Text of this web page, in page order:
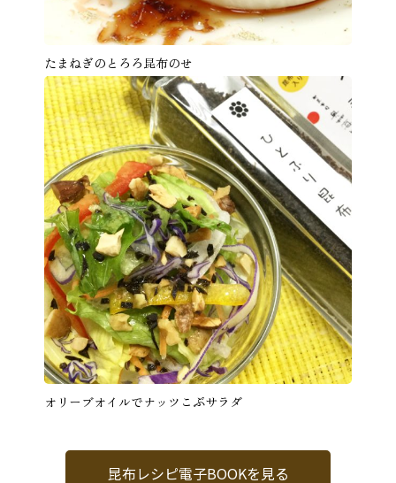
たまねぎのとろろ昆布のせ
オリーブオイルでナッツこぶサラダ
昆布レシピ電子BOOKを見る